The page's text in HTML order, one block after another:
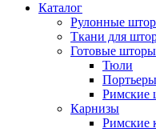
Каталог
Рулонные
Ткани для
Готовые шторы
Тюли
Портьеры
Римские
Карнизы
Римские